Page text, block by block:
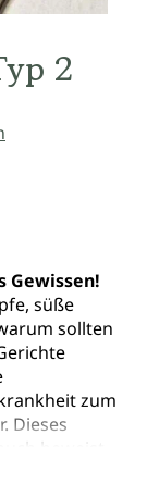
2
Gewissen!
süße
sollten
zum
Dieses
beweist
nicht